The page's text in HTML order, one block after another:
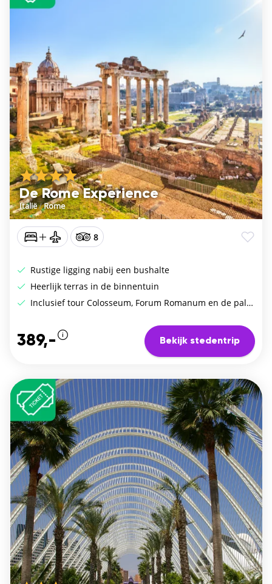
De Rome Experience
Italië/Rome
8
Rustige ligging nabij een bushalte
Heerlijk terras in de binnentuin
Inclusief tour Colosseum, Forum Romanum en de palentijnse heuvel
389,- Bekijk stedentrip